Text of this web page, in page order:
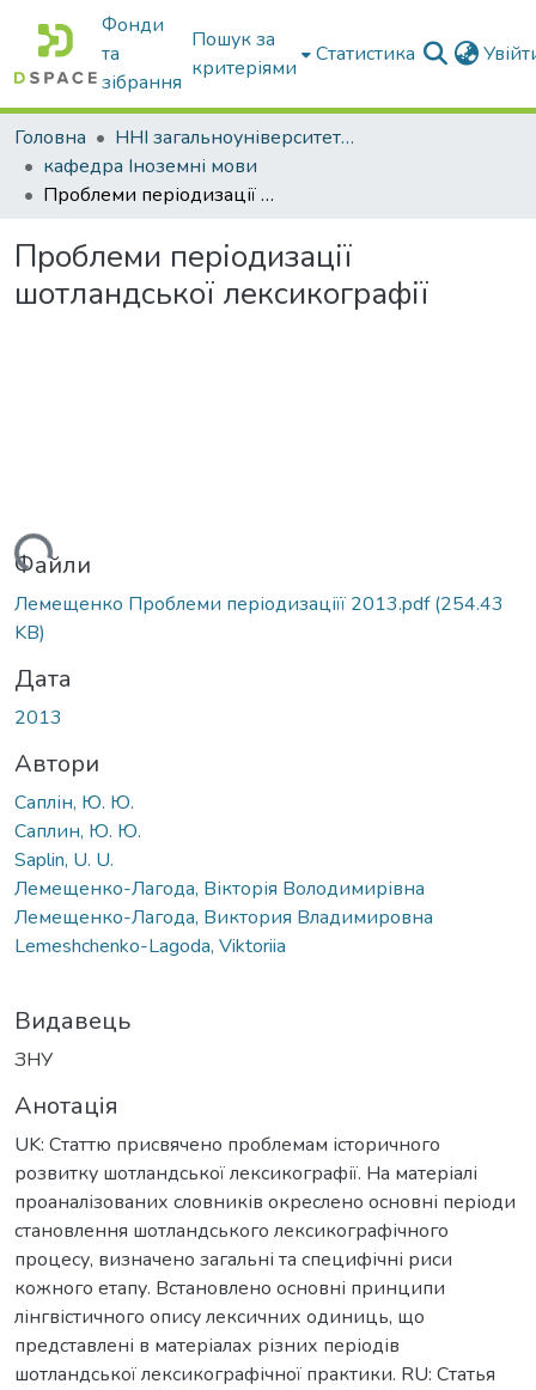
Фонди
та
зібрання
Пошук за
критеріями
Статистика
Головна
ННІ загальноуніверситетської підготовки
кафедра Іноземні мови
Проблеми періодизації шотландської лексикографії
Проблеми періодизації
шотландської лексикографії
Файли
Лемещенко Проблеми періодизаціїї 2013.pdf(254.43
KB)
Дата
2013
Автори
Саплін, Ю. Ю.
Саплин, Ю. Ю.
Saplin, U. U.
Лемещенко-Лагода, Вікторія Володимирівна
Лемещенко-Лагода, Виктория Владимировна
Lemeshchenko-Lagoda, Viktoriia
Видавець
ЗНУ
Анотація
UK: Статтю присвячено проблемам історичного
розвитку шотландської лексикографії. На матеріалі
проаналізованих словників окреслено основні періоди
становлення шотландського лексикографічного
процесу, визначено загальні та специфічні риси
кожного етапу. Встановлено основні принципи
лінгвістичного опису лексичних одиниць, що
представлені в матеріалах різних періодів
шотландської лексикографічної практики. RU: Статья